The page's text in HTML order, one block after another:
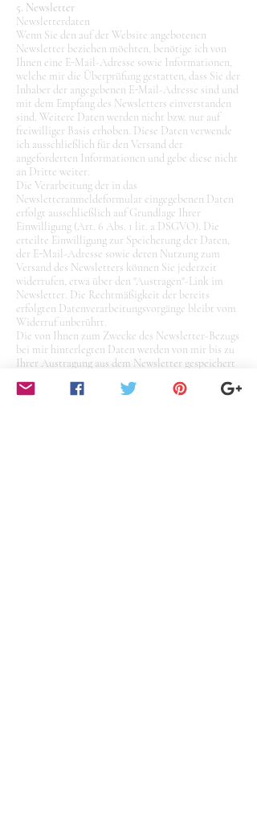
5. Newsletter
Newsletterdaten
Wenn Sie den auf der Website angebotenen
Newsletter beziehen möchten, benötige ich von
Ihnen eine E-Mail-Adresse sowie Informationen,
welche mir die Überprüfung gestatten, dass Sie der
Inhaber der angegebenen E-Mail-Adresse sind und
mit dem Empfang des Newsletters einverstanden
sind. Weitere Daten werden nicht bzw. nur auf
freiwilliger Basis erhoben. Diese Daten verwende
ich ausschließlich für den Versand der
angeforderten Informationen und gebe diese nicht
an Dritte weiter.
Die Verarbeitung der in das
Newsletteranmeldeformular eingegebenen Daten
erfolgt ausschließlich auf Grundlage Ihrer
Einwilligung (Art. 6 Abs. 1 lit. a DSGVO). Die
erteilte Einwilligung zur Speicherung der Daten,
der E-Mail-Adresse sowie deren Nutzung zum
Versand des Newsletters können Sie jederzeit
widerrufen, etwa über den "Austragen"-Link im
Newsletter. Die Rechtmäßigkeit der bereits
erfolgten Datenverarbeitungsvorgänge bleibt vom
Widerruf unberührt.
Die von Ihnen zum Zwecke des Newsletter-Bezugs
bei mir hinterlegten Daten werden von mir bis zu
Ihrer Austragung aus dem Newsletter gespeichert
gelöscht. Daten, die zu anderen Zwecken bei uns